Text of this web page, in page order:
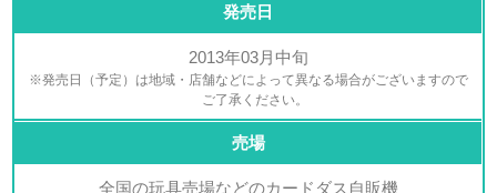
発売日
2013年03月中旬
※発売日（予定）は地域・店舗などによって異なる場合がございますので
ご了承ください。
売場
全国の玩具売場などのカードダス自販機